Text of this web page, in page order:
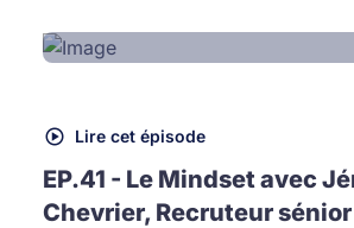
Lire cet épisode
EP.41 - Le Mindset avec
Chevrier, Recruteur